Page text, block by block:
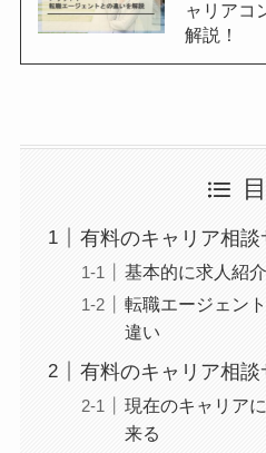
ャリアコ
解説！
有料のキャリア相談
基本的に求人紹
転職エージェン
違い
有料のキャリア相談
現在のキャリア
来る